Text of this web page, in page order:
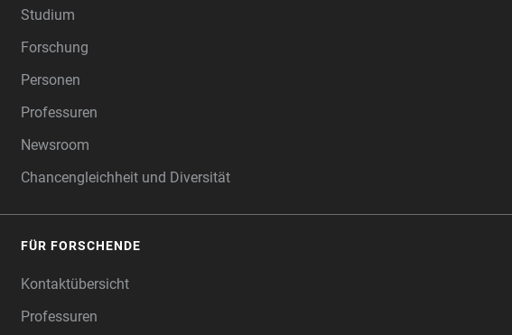
Studium
Forschung
Personen
Professuren
Newsroom
Chancengleichheit und Diversität
FÜR FORSCHENDE
Kontaktübersicht
Professuren